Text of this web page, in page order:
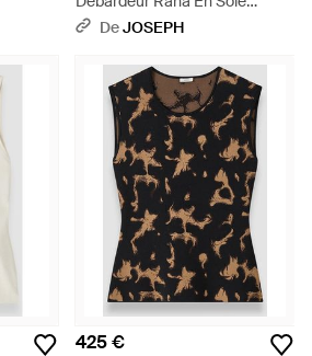
Stretch - Noir
DeJOSEPH
425 €